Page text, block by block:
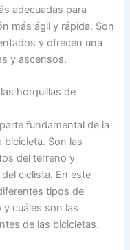
adecuadas para
más ágil y rápida. Son
y ofrecen una
y ascensos.
horquillas de
fundamental de la
Son las
del terreno y
ciclista. En este
tipos de
y cuáles son las
de las bicicletas.